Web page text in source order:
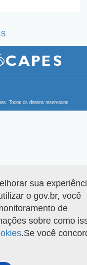
Todos os direitos reservados.
sua
o gov.br, você
de
sobre como
.Se você